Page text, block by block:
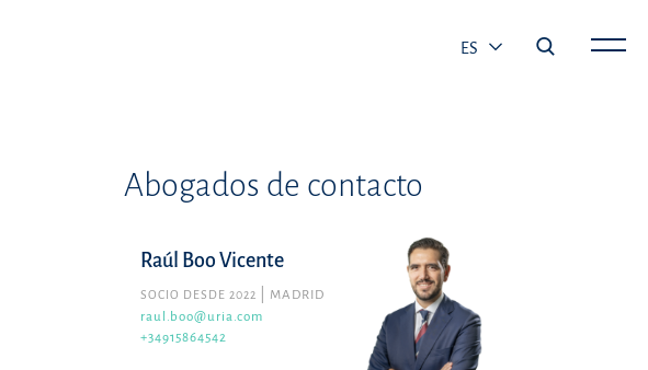
ES
Abogados de contacto
Raúl Boo Vicente
SOCIO DESDE 2022
MADRID
raul.boo@uria.com
+34915864542